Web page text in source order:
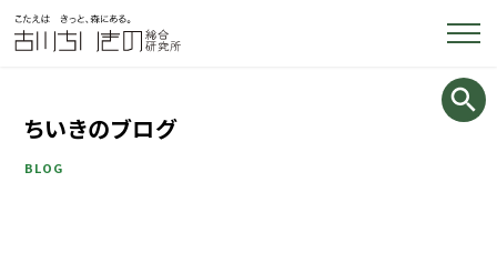
ちいきのブログ
BLOG